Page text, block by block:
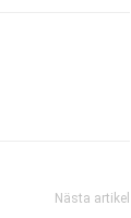
Nästa artikel